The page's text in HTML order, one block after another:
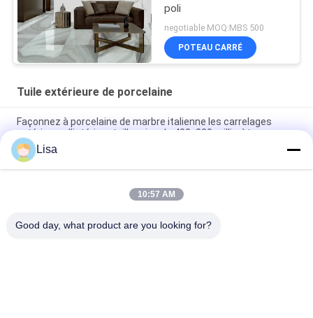
poli
negotiable MOQ:MBS 500
POTEAU CARRÉ
Tuile extérieure de porcelaine
Façonnez à porcelaine de marbre italienne les carrelages
extérieurs d'intérieur taille grise de 400x800 millimètre
la porcelaine extérieure d'intérieur de 40*80cm couvre de
tuiles la couleur beige de marbre résistante à l'usure
Carrelages extérieurs mats de cuisine de porcelaine
Lisa
10:57 AM
Good day, what product are you looking for?